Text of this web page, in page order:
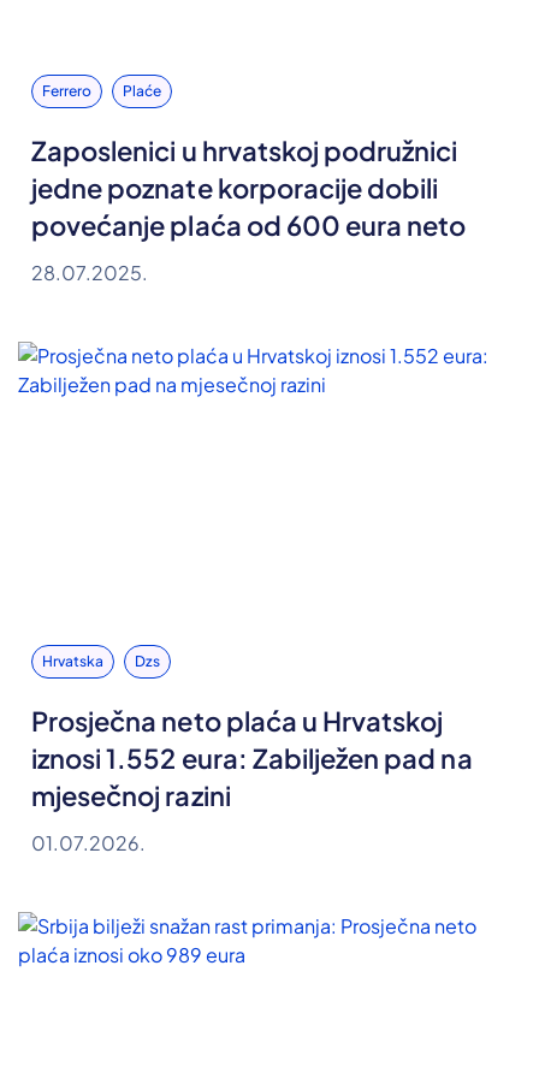
Ferrero Plaće
Zaposlenici u hrvatskoj podružnici
jedne poznate korporacije dobili
povećanje plaća od 600 eura neto
28.07.2025.
Hrvatska Dzs
Prosječna neto plaća u Hrvatskoj
iznosi 1.552 eura: Zabilježen pad na
mjesečnoj razini
01.07.2026.